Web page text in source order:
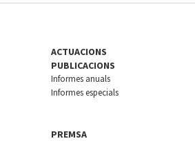
ACTUACIONS
PUBLICACIONS
Informes anuals
Informes especials
PREMSA